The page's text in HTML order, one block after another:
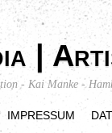
|
- Kai Manke -
IMPRESSUM